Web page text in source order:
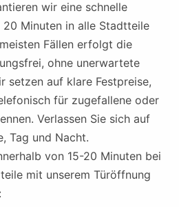
wir eine schnelle
Minuten in alle Stadtteile
Fällen erfolgt die
ohne unerwartete
setzen auf klare Festpreise,
für zugefallene oder
Verlassen Sie sich auf
Tag und Nacht.
von 15-20 Minuten bei
mit unserem Türöffnung